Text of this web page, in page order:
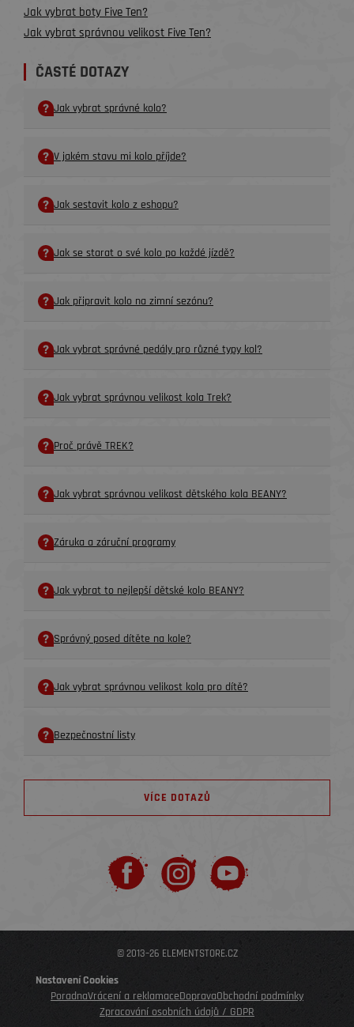
Jak vybrat boty Five Ten?
Jak vybrat správnou velikost Five Ten?
ČASTÉ DOTAZY
Jak vybrat správné kolo?
V jakém stavu mi kolo příjde?
Jak sestavit kolo z eshopu?
Jak se starat o své kolo po každé jízdě?
Jak připravit kolo na zimní sezónu?
Jak vybrat správné pedály pro různé typy kol?
Jak vybrat správnou velikost kola Trek?
Proč právě TREK?
Jak vybrat správnou velikost dětského kola BEANY?
Záruka a záruční programy
Jak vybrat to nejlepší dětské kolo BEANY?
Správný posed dítěte na kole?
Jak vybrat správnou velikost kola pro dítě?
Bezpečnostní listy
VÍCE DOTAZŮ
© 2013–26 ELEMENTSTORE.CZ
Nastavení Cookies
PoradnaVrácení a reklamaceDopravaObchodní podmínky
Zpracování osobních údajů / GDPR